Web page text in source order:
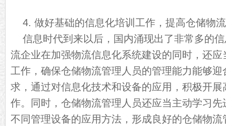
4. 做好基础的信息化培训工作，提高仓储物
信息时代到来以后，国内涌现出了非常多的
流企业在加强物流信息化系统建设的同时，还
工作，确保仓储物流管理人员的管理能力能够
求，通过对信息化技术和设备的应用，积极开
作。同时，仓储物流管理人员还应当主动学习
不同管理设备的应用方法，形成良好的仓储物